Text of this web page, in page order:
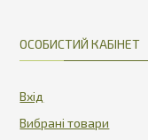
ОСОБИСТИЙ КАБІНЕТ
Вхід
Вибрані товари